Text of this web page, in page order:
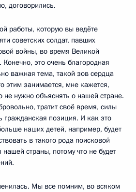
договорились.
работы, которую вы ведёте
советских солдат, павших
войны, во время Великой
это очень благородная
важная тема, такой зов сердца
этим занимается, мне кажется,
не нужно объяснять о нашей стране.
тратит своё время, силы
гражданская позиция. И как это
наших детей, например, будет
в такого рода поисковой
страны, потому что не будет
Мы все помним, во всяком